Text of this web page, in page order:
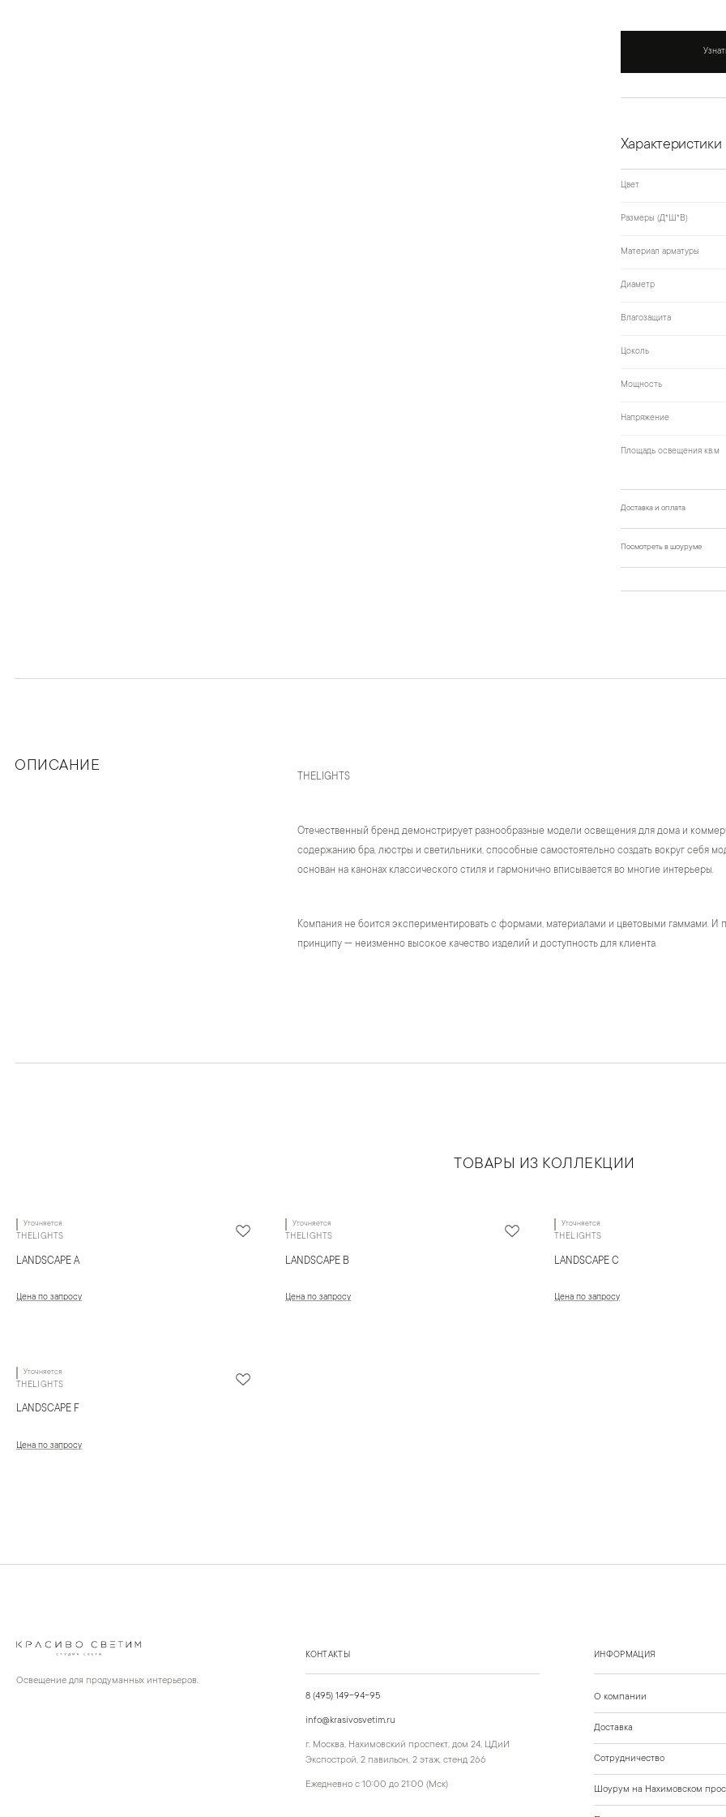
Характеристики
Цвет
Размеры (Д*Ш*В)
Материал арматуры
Диаметр
Влагозащита
Цоколь
Мощность
Напряжение
Площадь освещения кв.м
Доставка и оплата
Посмотреть в шоуруме
ОПИСАНИЕ
THELIGHTS
Отечественный бренд демонстрирует разнообразные модели освещения для дома и
содержанию бра, люстры и светильники, способные самостоятельно создать вокруг себя
основан на канонах классического стиля и гармонично вписывается во многие интерьеры.
Компания не боится экспериментировать с формами, материалами и цветовыми гаммами. И
принципу — неизменно высокое качество изделий и доступность для клиента.
ТОВАРЫ ИЗ КОЛЛЕКЦИИ
Уточняется
THELIGHTS
LANDSCAPE A
Цена по запросу
Уточняется
THELIGHTS
LANDSCAPE B
Цена по запросу
Уточняется
THELIGHTS
LANDSCAPE C
Цена по запросу
Уточняется
THELIGHTS
LANDSCAPE F
Цена по запросу
Освещение для продуманных интерьеров.
КОНТАКТЫ
8 (495) 149-94-95
info@krasivosvetim.ru
г. Москва, Нахимовский проспект, дом 24, ЦДиИ
Экспострой, 2 павильон, 2 этаж, стенд 266
Ежедневно с 10:00 до 21:00 (Мск)
ИНФОРМАЦИЯ
О компании
Доставка
Сотрудничество
Шоурум на Нахимовском